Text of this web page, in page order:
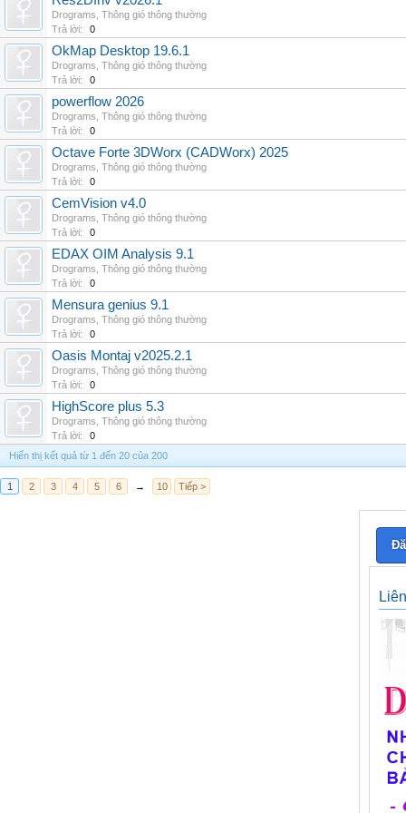
Drograms Thông gió thông thường
Trả lời:
0
OkMap Desktop 19.6.1
Drograms Thông gió thông thường
Trả lời:
0
powerflow 2026
Drograms Thông gió thông thường
Trả lời:
0
Octave Forte 3DWorx (CADWorx) 2025
Drograms Thông gió thông thường
Trả lời:
0
CemVision v4.0
Drograms Thông gió thông thường
Trả lời:
0
EDAX OIM Analysis 9.1
Drograms Thông gió thông thường
Trả lời:
0
Mensura genius 9.1
Drograms Thông gió thông thường
Trả lời:
0
Oasis Montaj v2025.2.1
Drograms Thông gió thông thường
Trả lời:
0
HighScore plus 5.3
Drograms Thông gió thông thường
Trả lời:
0
Hiển thị kết quả từ 1 đến 20 của 200
1 2 3 4 5 6 → 10 Tiếp >